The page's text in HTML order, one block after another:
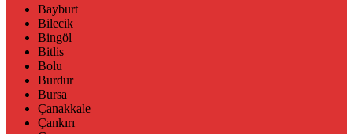
Bayburt
Bilecik
Bingöl
Bitlis
Bolu
Burdur
Bursa
Çanakkale
Çankırı